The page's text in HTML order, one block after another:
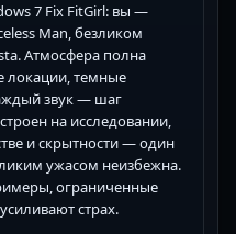
7 Fix FitGirl: вы —
Man, безликом
Атмосфера полна
локации, темные
звук — шаг
на исследовании,
и скрытности — один
ужасом неизбежна.
ограниченные
страх.